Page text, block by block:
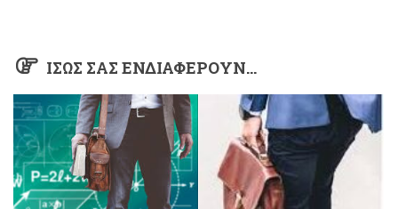
ΊΣΩΣ ΣΑΣ ΕΝΔΙΑΦΈΡΟΥΝ…